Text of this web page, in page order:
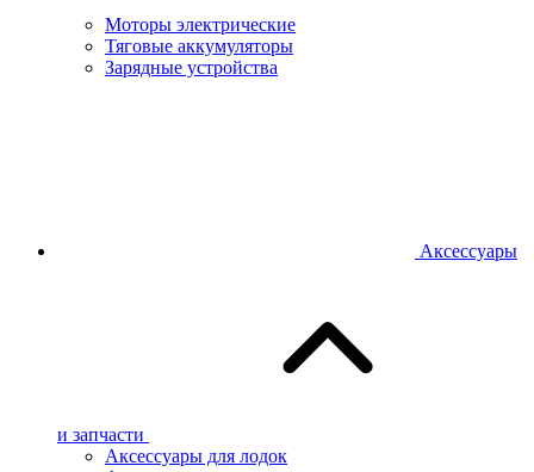
Моторы электрические
Тяговые аккумуляторы
Зарядные устройства
Аксессуары
и запчасти
Аксессуары для лодок